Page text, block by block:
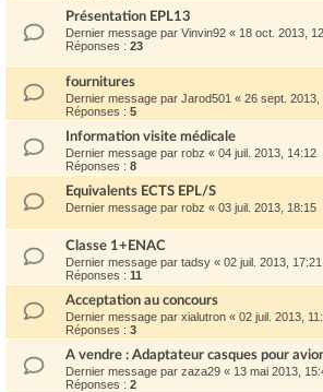
Présentation EPL13
Dernier message par Vinvin92 « 18 oct. 2013,
Réponses : 23
fournitures
Dernier message par Jarod501 « 26 sept. 2013,
Réponses : 5
Information visite médicale
Dernier message par robz « 04 juil. 2013, 14:12
Réponses : 8
Equivalents ECTS EPL/S
Dernier message par robz « 03 juil. 2013, 18:15
Classe 1+ENAC
Dernier message par tadsy « 02 juil. 2013, 17:21
Réponses : 11
Acceptation au concours
Dernier message par xialutron « 02 juil. 2013,
Réponses : 3
A vendre : Adaptateur casques pour
Dernier message par zaza29 « 13 mai 2013,
Réponses : 2